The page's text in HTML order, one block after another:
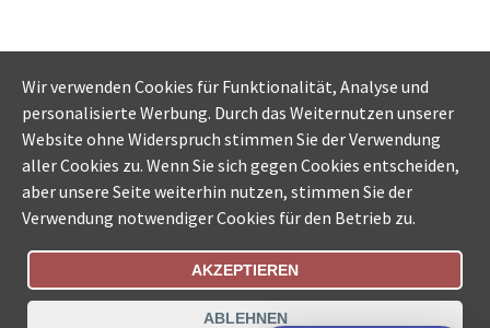
Bestellungsstatus Ämtersuche der Schweiz
Wir verwenden Cookies für Funktionalität, Analyse und
personalisierte Werbung. Durch das Weiternutzen unserer
Website ohne Widerspruch stimmen Sie der Verwendung
aller Cookies zu. Wenn Sie sich gegen Cookies entscheiden,
aber unsere Seite weiterhin nutzen, stimmen Sie der
Verwendung notwendiger Cookies für den Betrieb zu.
AKZEPTIEREN
ABLEHNEN